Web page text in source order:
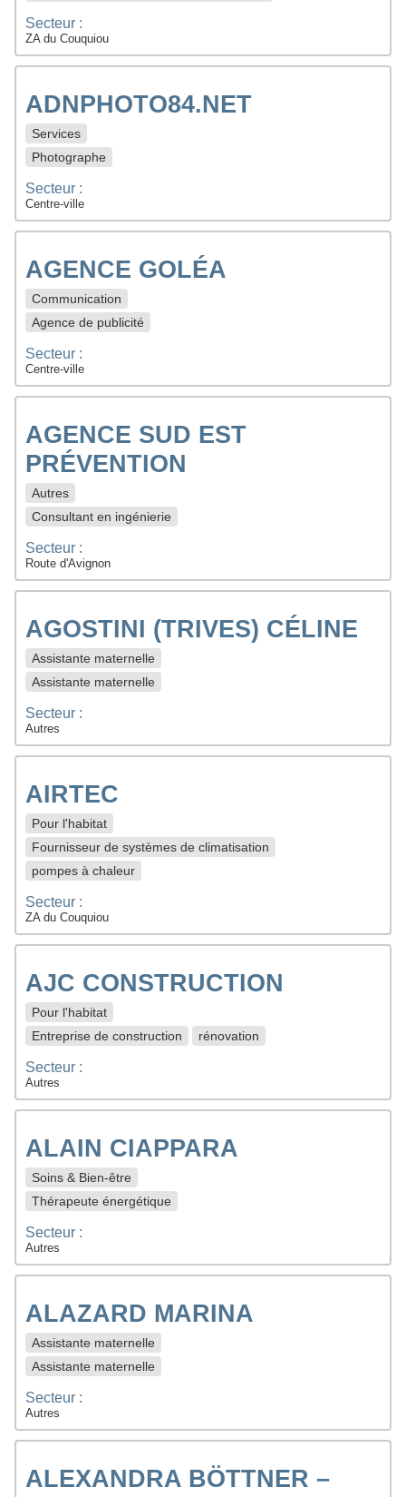
Secteur :
ZA du Couquiou
ADNPHOTO84.NET
Services
Photographe
Secteur :
Centre-ville
AGENCE GOLÉA
Communication
Agence de publicité
Secteur :
Centre-ville
AGENCE SUD EST
PRÉVENTION
Autres
Consultant en ingénierie
Secteur :
Route d'Avignon
AGOSTINI (TRIVES) CÉLINE
Assistante maternelle
Assistante maternelle
Secteur :
Autres
AIRTEC
Pour l'habitat
Fournisseur de systèmes de climatisation
pompes à chaleur
Secteur :
ZA du Couquiou
AJC CONSTRUCTION
Pour l'habitat
Entreprise de construction
rénovation
Secteur :
Autres
ALAIN CIAPPARA
Soins & Bien-être
Thérapeute énergétique
Secteur :
Autres
ALAZARD MARINA
Assistante maternelle
Assistante maternelle
Secteur :
Autres
ALEXANDRA BÖTTNER –